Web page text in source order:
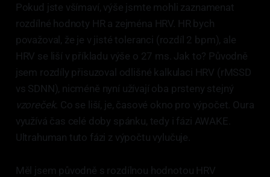
Pokud jste všímaví, výše jsmte mohli zaznamenat
rozdílné hodnoty HR a zejména HRV. HR bych
považoval, že je v jisté toleranci (rozdíl 2 bpm), ale
HRV se liší v příkladu výše o 27 ms. Jak to? Původně
jsem rozdíly přisuzoval odlišné kalkulaci HRV (rMSSD
vs SDNN), nicméně nyní užívají oba prsteny stejný
vzoreček . Co se liší, je, časové okno pro výpočet. Oura
využívá čas celé doby spánku, tedy i fázi AWAKE.
Ultrahuman tuto fázi z výpočtu vylučuje.
Měl jsem původně s rozdílnou hodnotou HRV